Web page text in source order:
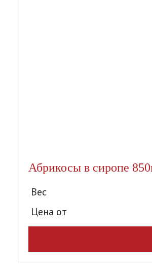
Абрикосы в сиропе
Вес
Цена от